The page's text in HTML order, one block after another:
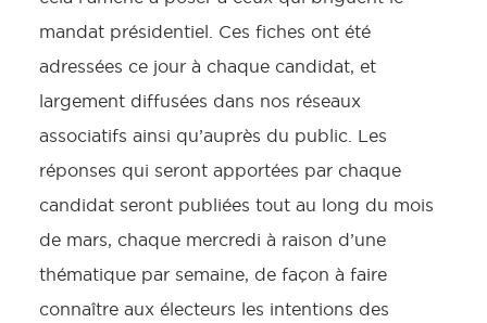
mandat présidentiel. Ces fiches ont été
adressées ce jour à chaque candidat, et
largement diffusées dans nos réseaux
associatifs ainsi qu’auprès du public. Les
réponses qui seront apportées par chaque
candidat seront publiées tout au long du mois
de mars, chaque mercredi à raison d’une
thématique par semaine, de façon à faire
connaître aux électeurs les intentions des